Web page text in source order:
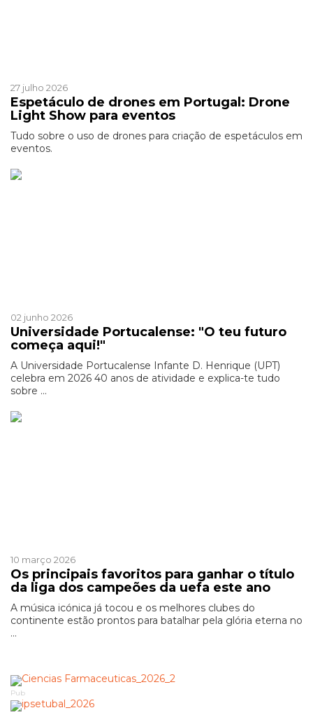
27 julho 2026
Espetáculo de drones em Portugal: Drone
Light Show para eventos
Tudo sobre o uso de drones para criação de espetáculos em
eventos.
02 junho 2026
Universidade Portucalense: "O teu futuro
começa aqui!"
A Universidade Portucalense Infante D. Henrique (UPT)
celebra em 2026 40 anos de atividade e explica-te tudo
sobre ...
10 março 2026
Os principais favoritos para ganhar o título
da liga dos campeões da uefa este ano
A música icónica já tocou e os melhores clubes do
continente estão prontos para batalhar pela glória eterna no
...
Pub